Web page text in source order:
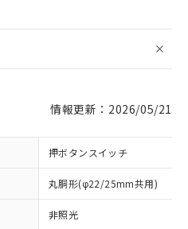
情報更新：2026/05/21
押ボタンスイッチ
丸胴形(φ22/25mm共用)
非照光